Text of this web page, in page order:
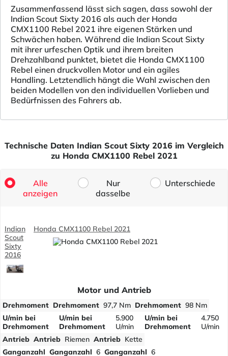
Zusammenfassend lässt sich sagen, dass sowohl der
Indian Scout Sixty 2016 als auch der Honda
CMX1100 Rebel 2021 ihre eigenen Stärken und
Schwächen haben. Während die Indian Scout Sixty
mit ihrer urfeschen Optik und ihrem breiten
Drehzahlband punktet, bietet die Honda CMX1100
Rebel einen druckvollen Motor und ein agiles
Handling. Letztendlich hängt die Wahl zwischen den
beiden Modellen von den individuellen Vorlieben und
Bedürfnissen des Fahrers ab.
Technische Daten Indian Scout Sixty 2016 im Vergleich
zu Honda CMX1100 Rebel 2021
Alle
anzeigen
Nur
dasselbe
Unterschiede
Indian
Scout
Sixty
2016
Honda CMX1100 Rebel 2021
Motor und Antrieb
Drehmoment Drehmoment 97,7 Nm Drehmoment 98 Nm
U/min bei
Drehmoment
U/min bei
Drehmoment
5.900
U/min
U/min bei
Drehmoment
4.750
U/min
Antrieb Antrieb Riemen Antrieb Kette
Ganganzahl Ganganzahl 6 Ganganzahl 6